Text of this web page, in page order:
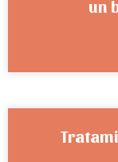
un